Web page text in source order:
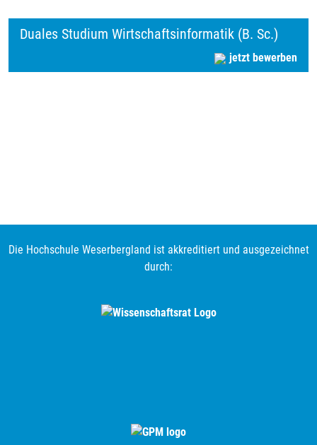
Duales Studium Wirtschaftsinformatik (B. Sc.)
jetzt bewerben
Die Hochschule Weserbergland ist akkreditiert und ausgezeichnet
durch: